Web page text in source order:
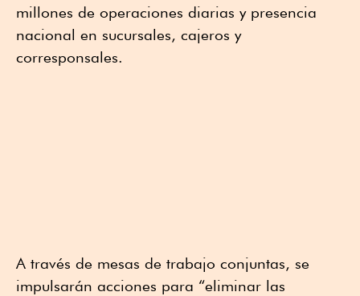
millones de operaciones diarias y presencia
nacional en sucursales, cajeros y
corresponsales.
A través de mesas de trabajo conjuntas, se
impulsarán acciones para “eliminar las